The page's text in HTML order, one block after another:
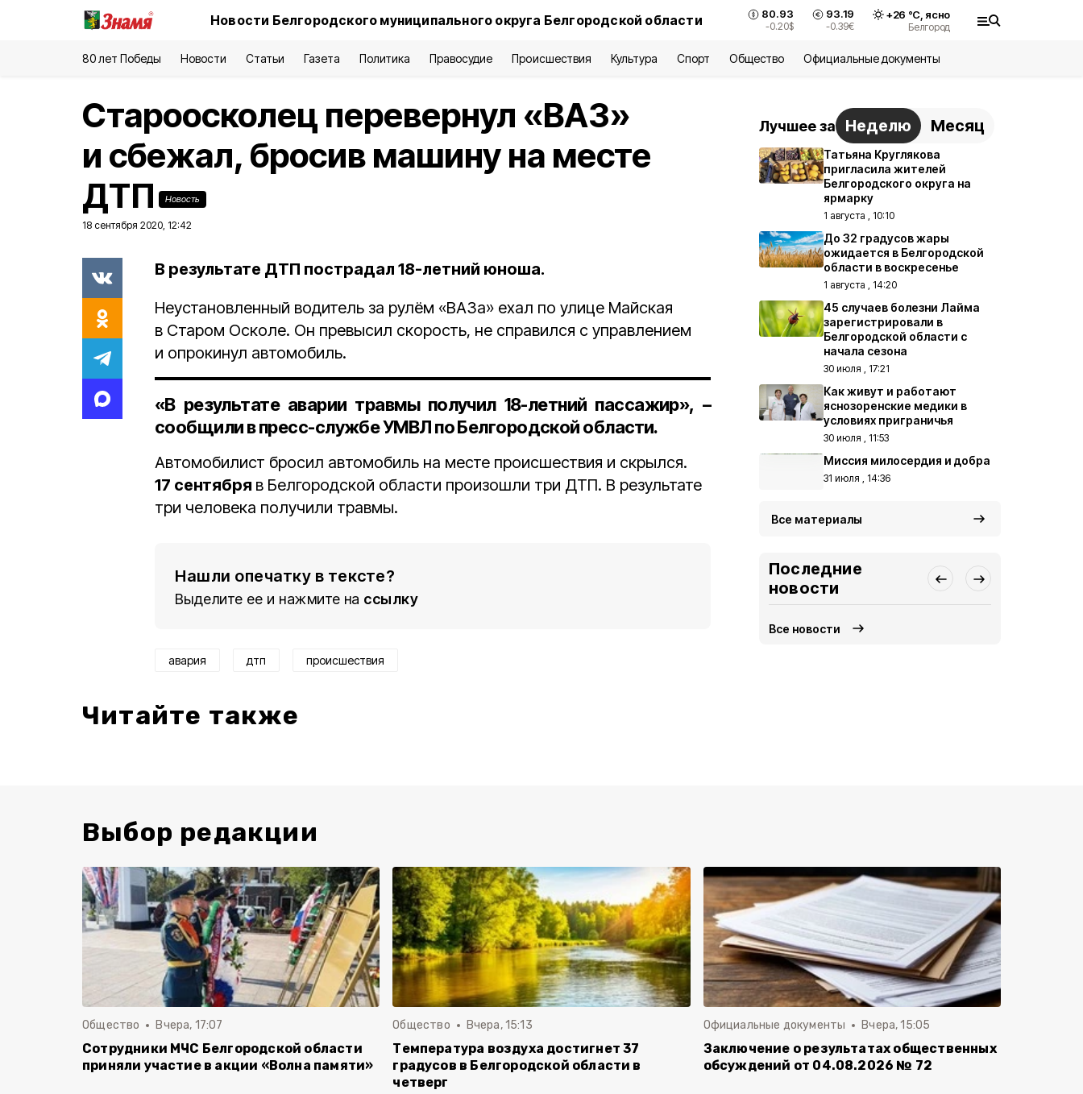
Новости Белгородского муниципального округа Белгородской области 80.93
-0.20$
93.19
-0.39€
+26 °С, ясно
Белгород
80 лет Победы Новости Статьи Газета Политика Правосудие Происшествия Культура Спорт Общество Официальные документы
Староосколец перевернул «ВАЗ»
и сбежал, бросив машину на месте
ДТП
Новость
18 сентября 2020, 12:42
В результате ДТП пострадал 18-летний юноша.
Неустановленный водитель за рулём «ВАЗа» ехал по улице Майская
в Старом Осколе. Он превысил скорость, не справился с управлением
и опрокинул автомобиль.
«В результате аварии травмы получил 18-летний пассажир», –
сообщили в пресс-службе УМВЛ по Белгородской области.
Автомобилист бросил автомобиль на месте происшествия и скрылся.
17 сентября в Белгородской области произошли три ДТП. В результате
три человека получили травмы.
Нашли опечатку в тексте?
Выделите ее и нажмите на ссылку
авария дтп происшествия
Читайте также
Лучшее за Неделю Месяц
Татьяна Круглякова
пригласила жителей
Белгородского округа на
ярмарку
1 августа , 10:10
До 32 градусов жары
ожидается в Белгородской
области в воскресенье
1 августа , 14:20
45 случаев болезни Лайма
зарегистрировали в
Белгородской области с
начала сезона
30 июля , 17:21
Как живут и работают
яснозоренские медики в
условиях приграничья
30 июля , 11:53
Миссия милосердия и добра
31 июля , 14:36
Все материалы
Последние
новости
Все новости
Выбор редакции
Общество Вчера, 17:07
Сотрудники МЧС Белгородской области
приняли участие в акции «Волна памяти»
Общество Вчера, 15:13
Температура воздуха достигнет 37
градусов в Белгородской области в
четверг
Официальные документы Вчера, 15:05
Заключение о результатах общественных
обсуждений от 04.08.2026 № 72